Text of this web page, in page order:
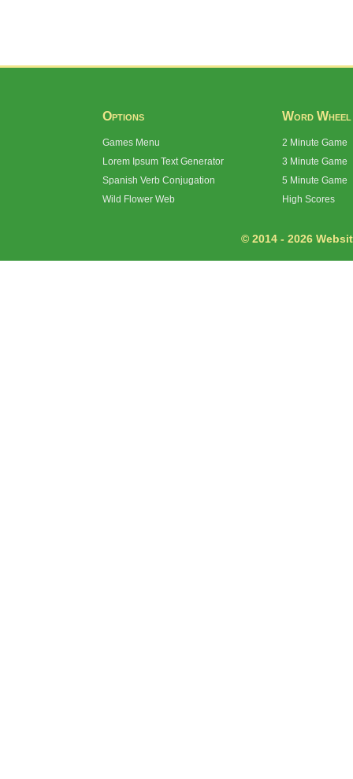
Options
Games Menu
Lorem Ipsum Text Generator
Spanish Verb Conjugation
Wild Flower Web
Word Wheel
2 Minute Game
3 Minute Game
5 Minute Game
High Scores
© 2014 - 2026